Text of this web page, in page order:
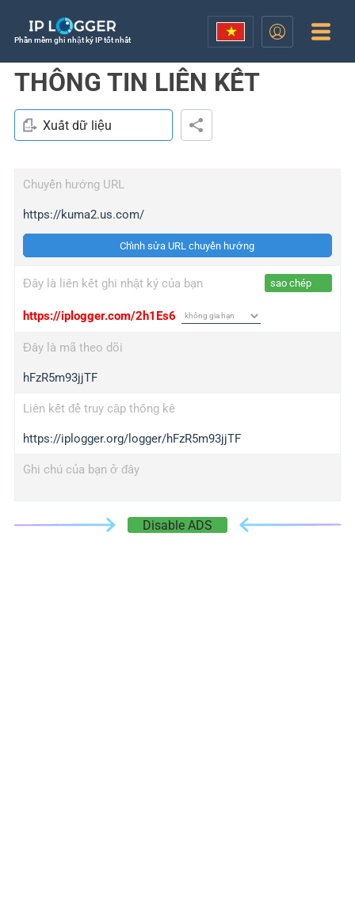
Phần mềm ghi nhật ký IP tốt nhất
THÔNG TIN LIÊN KẾT
Xuất dữ liệu
Chuyển hướng URL
https://kuma2.us.com/
Chỉnh sửa URL chuyển hướng
Đây là liên kết ghi nhật ký của bạn sao chép
https://iplogger.com/2h1Es6
Đây là mã theo dõi
hFzR5m93jjTF
Liên kết để truy cập thống kê
https://iplogger.org/logger/hFzR5m93jjTF
Ghi chú của bạn ở đây
Disable ADS